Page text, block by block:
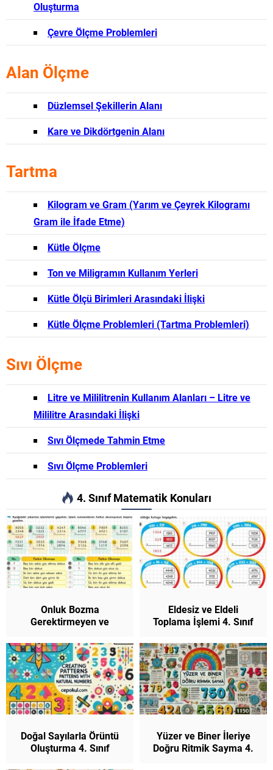
Oluşturma
Çevre Ölçme Problemleri
Alan Ölçme
Düzlemsel Şekillerin Alanı
Kare ve Dikdörtgenin Alanı
Tartma
Kilogram ve Gram (Yarım ve Çeyrek Kilogramı
Gram ile İfade Etme)
Kütle Ölçme
Ton ve Miligramın Kullanım Yerleri
Kütle Ölçü Birimleri Arasındaki İlişki
Kütle Ölçme Problemleri (Tartma Problemleri)
Sıvı Ölçme
Litre ve Mililitrenin Kullanım Alanları – Litre ve
Mililitre Arasındaki İlişki
Sıvı Ölçmede Tahmin Etme
Sıvı Ölçme Problemleri
4. Sınıf Matematik Konuları
Onluk Bozma
Gerektirmeyen ve
İşlemleri 4. Sınıf
Matematik
Eldesiz ve Eldeli
Toplama İşlemi 4. Sınıf
Doğal Sayılarla Örüntü
Oluşturma 4. Sınıf
Yüzer ve Biner İleriye
Doğru Ritmik Sayma 4.